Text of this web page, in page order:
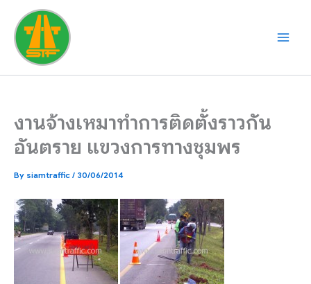
content
งานจ้างเหมาทำการติดตั้งราวกัน
อันตราย แขวงการทางชุมพร
By siamtraffic / 30/06/2014